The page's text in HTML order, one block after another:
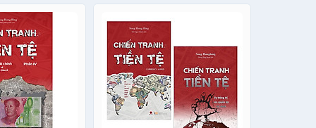
Quyền Lực Tài